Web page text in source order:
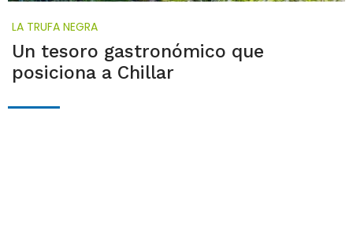
LA TRUFA NEGRA
Un tesoro gastronómico que
posiciona a Chillar